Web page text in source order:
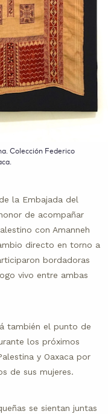
Colección Federico
la Embajada del
de acompañar
con Amanneh
directo en torno a
bordadoras
vivo entre ambas
también el punto de
los próximos
y Oaxaca por
de sus mujeres.
se sientan juntas